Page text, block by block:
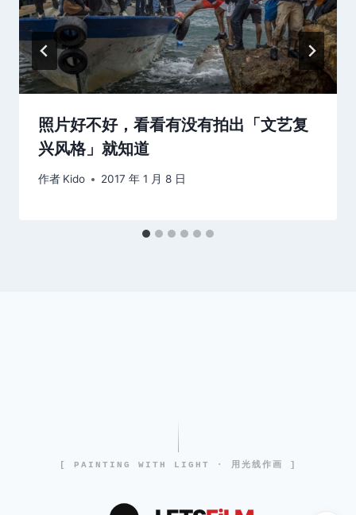
照片好不好，看看有没有拍出「文艺复
兴风格」就知道
作者 Kido 2017 年 1 月 8 日
[ PAINTING WITH LIGHT · 用光线作画 ]